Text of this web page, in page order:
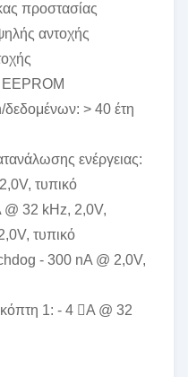
προστασίας
αντοχής
> 40 έτη
ενέργειας:
τυπικό
@ 32 kHz, 2,0V,
τυπικό
- 300 nA @ 2,0V,
1: - 4 A @ 32